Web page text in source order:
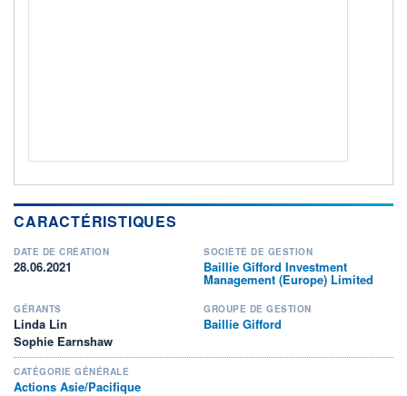
CARACTÉRISTIQUES
DATE DE CRÉATION
28.06.2021
SOCIÉTÉ DE GESTION
Baillie Gifford Investment
Management (Europe) Limited
GÉRANTS
Linda Lin
Sophie Earnshaw
GROUPE DE GESTION
Baillie Gifford
CATÉGORIE GÉNÉRALE
Actions Asie/Pacifique